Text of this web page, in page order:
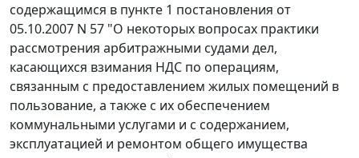
содержащимся в пункте 1 постановления от
05.10.2007 N 57 "О некоторых вопросах практики
рассмотрения арбитражными судами дел,
касающихся взимания НДС по операциям,
связанным с предоставлением жилых помещений в
пользование, а также с их обеспечением
коммунальными услугами и с содержанием,
эксплуатацией и ремонтом общего имущества